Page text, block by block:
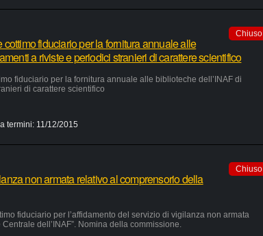
Chiuso
fiduciario per la fornitura annuale alle
a riviste e periodici stranieri di carattere scientifico
fiduciario per la fornitura annuale alle biblioteche dell’INAF di
di carattere scientifico
termini: 11/12/2015
Chiuso
non armata relativo al comprensorio della
fiduciario per l’affidamento del servizio di vigilanza non armata
dell’INAF”. Nomina della commissione.